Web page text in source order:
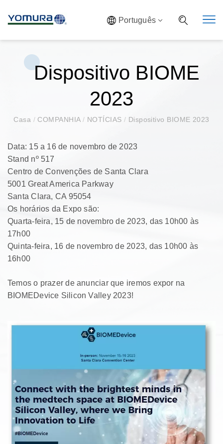
Português
Dispositivo BIOME
2023
Casa / COMPANHIA / NOTÍCIAS / Dispositivo BIOME 2023
Data: 15 a 16 de novembro de 2023
Stand nº 517
Centro de Convenções de Santa Clara
5001 Great America Parkway
Santa Clara, CA 95054
Os horários da Expo são:
Quarta-feira, 15 de novembro de 2023, das 10h00 às
17h00
Quinta-feira, 16 de novembro de 2023, das 10h00 às
16h00
Temos o prazer de anunciar que iremos expor na
BIOMEDevice Silicon Valley 2023!